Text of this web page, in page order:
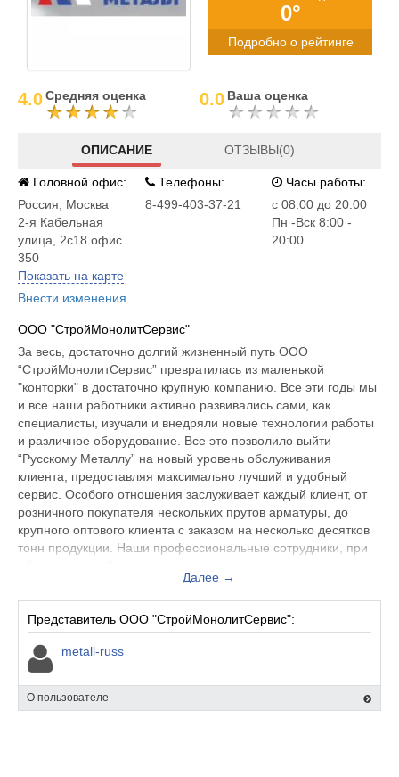
0°
Подробно о рейтинге
4.0Средняя оценка 0.0 Ваша оценка
ОПИСАНИЕ ОТЗЫВЫ(0)
Головной офис:
Россия
Москва
2-я Кабельная
улица, 2с18 офис
350
Показать на карте
Внести изменения
Телефоны:
8-499-403-37-21
Часы работы:
c 08:00 до 20:00
Пн -Вск 8:00 -
20:00
ООО "СтройМонолитСервис"
За весь, достаточно долгий жизненный путь ООО
“СтройМонолитСервис” превратилась из маленькой
"конторки" в достаточно крупную компанию. Все эти годы мы
и все наши работники активно развивались сами, как
специалисты, изучали и внедряли новые технологии работы
и различное оборудование. Все это позволило выйти
“Русскому Металлу” на новый уровень обслуживания
клиента, предоставляя максимально лучший и удобный
сервис. Особого отношения заслуживает каждый клиент, от
розничного покупателя нескольких прутов арматуры, до
крупного оптового клиента с заказом на несколько десятков
тонн продукции. Наши профессиональные сотрудники, при
продумывают и предлагают самые оптимальные и
взаимовыгодные решения.
Компания постоянно, насколько это возможно, старается
повысить качество услуг и расширить их количество, все, что
бы угодить даже самому привередливому клиенту.Вся
продаваемая продукция проходит тщательный досмотр на
наличие изъянов и отклонений от ГОСТ, и поставляется
Далее →
Представитель ООО "СтройМонолитСервис":
metall-russ
О пользователе